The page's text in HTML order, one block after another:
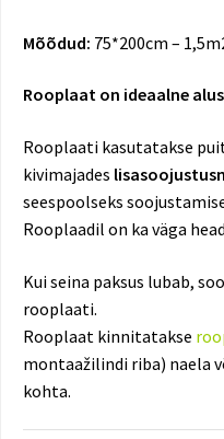
Mõõdud: 75*200cm –
Rooplaat on ideaalne
Rooplaati kasutatakse
kivimajades
seespoolseks
Rooplaadil on ka väga head
Kui seina paksus lubab,
rooplaati.
Rooplaat kinnitatakse
montaažilindi riba) naela
kohta.